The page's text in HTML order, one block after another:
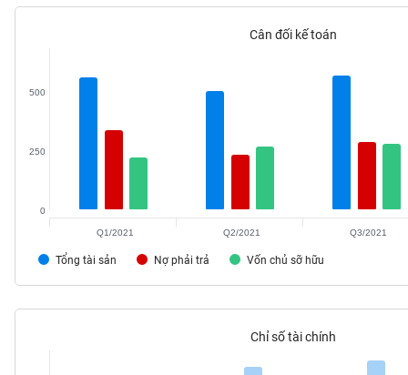
Cân đối kế toán
Tổng tài sản Nợ phải trả Vốn chủ sỡ hữu
0
250
500
Q1/2021 Q2/2021 Q3/2021
Chỉ số tài chính
TIÊU
KHÔNG
TIÊU
THIẾT